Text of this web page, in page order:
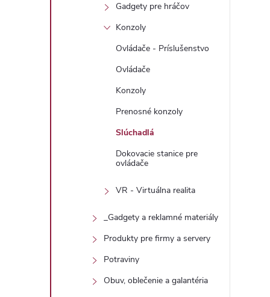
Gadgety pre hráčov
Konzoly
Ovládače - Príslušenstvo
Ovládače
Konzoly
Prenosné konzoly
Slúchadlá
Dokovacie stanice pre
ovládače
VR - Virtuálna realita
_Gadgety a reklamné materiály
Produkty pre firmy a servery
Potraviny
Obuv, oblečenie a galantéria